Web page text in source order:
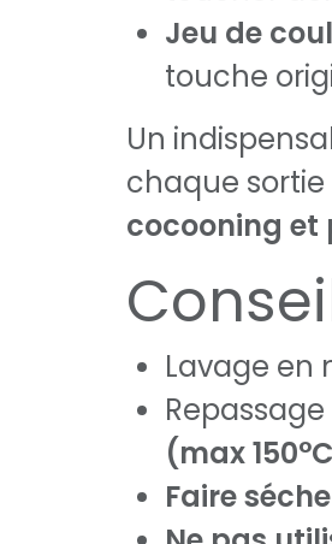
Jeu de
touche
Un
chaque
cocooning et
Lavage en
Repassage
(max
Faire